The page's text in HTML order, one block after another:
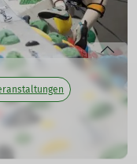
Jahre aktualisiert